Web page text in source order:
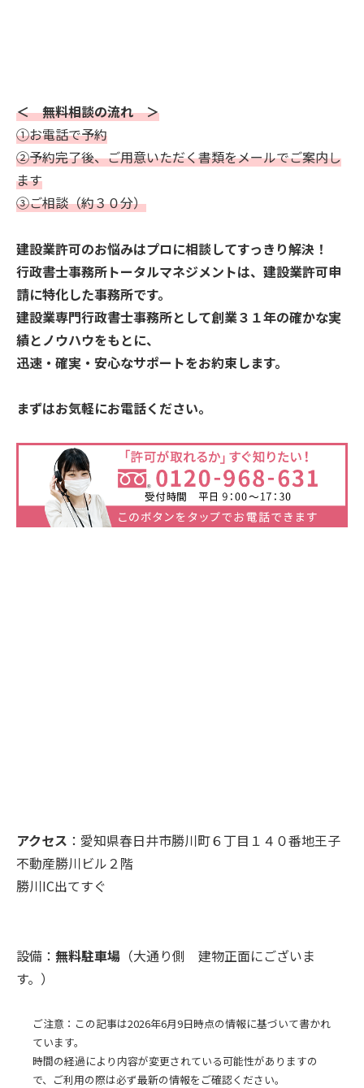
＜ 無料相談の流れ ＞
①お電話で予約
②予約完了後、ご用意いただく書類をメールでご案内し
ます
③ご相談（約３０分）
建設業許可のお悩みはプロに相談してすっきり解決！
行政書士事務所トータルマネジメントは、建設業許可申
請に特化した事務所です。
建設業専門行政書士事務所として創業３１年の確かな実
績とノウハウをもとに、
迅速・確実・安心なサポートをお約束します。
まずはお気軽にお電話ください。
アクセス ：愛知県春日井市勝川町６丁目１４０番地王子
不動産勝川ビル２階
勝川IC出てすぐ
設備： 無料駐車場 （大通り側 建物正面にございま
す。）
ご注意：この記事は2026年6月9日時点の情報に基づいて書かれ
ています。
時間の経過により内容が変更されている可能性がありますの
で、ご利用の際は必ず最新の情報をご確認ください。